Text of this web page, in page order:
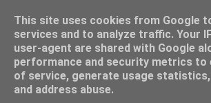
Mamouna's Enya
donderdag 10 mei 2012
Voorjaar, regen en
This site uses cookies from Google
services and to analyze traffic. Your
user-agent are shared with Google
performance and security metrics to
of service, generate usage
and address abuse.